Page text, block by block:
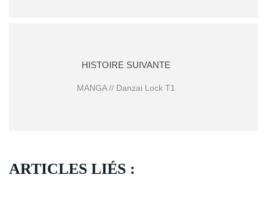
HISTOIRE SUIVANTE
MANGA // Danzai Lock T1
ARTICLES LIÉS :